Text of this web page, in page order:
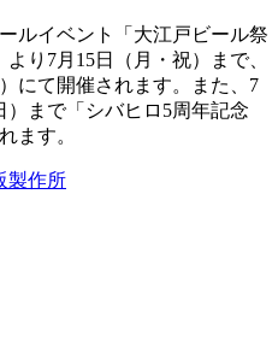
ルイベント「大江戸ビール祭
り7月15日（月・祝）まで、
にて開催されます。また、7
）まで「シバヒロ5周年記念
ます。